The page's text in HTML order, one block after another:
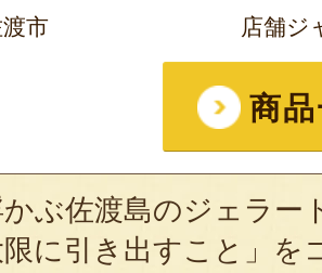
市 店舗ジ
商
かぶ佐渡島のジェラー
に引き出すこと」を